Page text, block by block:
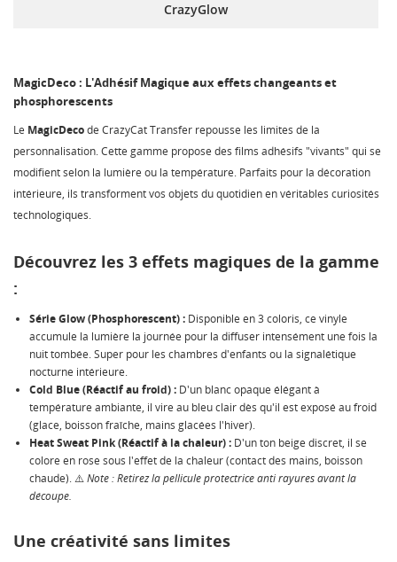
CrazyGlow
MagicDeco : L'Adhésif Magique aux effets changeants et
phosphorescents
Le MagicDecode CrazyCat Transfer repousse les limites de la
personnalisation. Cette gamme propose des films adhésifs "vivants" qui se
modifient selon la lumière ou la température. Parfaits pour la décoration
intérieure, ils transforment vos objets du quotidien en véritables curiosités
technologiques.
Découvrez les 3 effets magiques de la gamme
:
Série Glow (Phosphorescent) : Disponible en 3 coloris, ce vinyle
accumule la lumière la journée pour la diffuser intensément une fois la
nuit tombée. Super pour les chambres d'enfants ou la signalétique
nocturne intérieure.
Cold Blue (Réactif au froid) : D'un blanc opaque élégant à
température ambiante, il vire au bleu clair dès qu'il est exposé au froid
(glace, boisson fraîche, mains glacées l'hiver).
Heat Sweat Pink (Réactif à la chaleur) : D'un ton beige discret, il se
colore en rose sous l'effet de la chaleur (contact des mains, boisson
chaude). ⚠️Note : Retirez la pellicule protectrice anti rayures avant la
découpe.
Une créativité sans limites